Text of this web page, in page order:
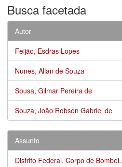
Busca facetada
Autor
Feijão, Esdras Lopes
Nunes, Allan de Souza
Sousa, Gilmar Pereira de
Souza, João Robson Gabriel de
Assunto
Distrito Federal. Corpo de